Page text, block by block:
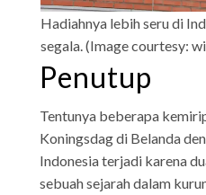
Hadiahnya lebih seru di
segala. (Image courtesy:
Penutup
Tentunya beberapa
Koningsdag di Belanda
Indonesia terjadi karena
sebuah sejarah dalam